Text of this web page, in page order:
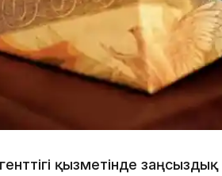
қызметінде заңсыздық